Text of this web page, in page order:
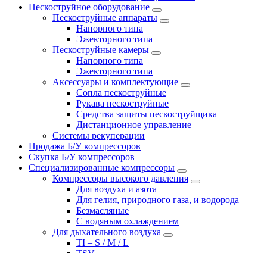
Пескоструйное оборудование
Пескоструйные аппараты
Напорного типа
Эжекторного типа
Пескоструйные камеры
Напорного типа
Эжекторного типа
Аксессуары и комплектующие
Сопла пескоструйные
Рукава пескоструйные
Средства защиты пескоструйщика
Дистанционное управление
Системы рекуперации
Продажа Б/У компрессоров
Скупка Б/У компрессоров
Специализированные компрессоры
Компрессоры высокого давления
Для воздуха и азота
Для гелия, природного газа, и водорода
Безмасляные
С водяным охлаждением
Для дыхательного воздуха
TI – S / M / L